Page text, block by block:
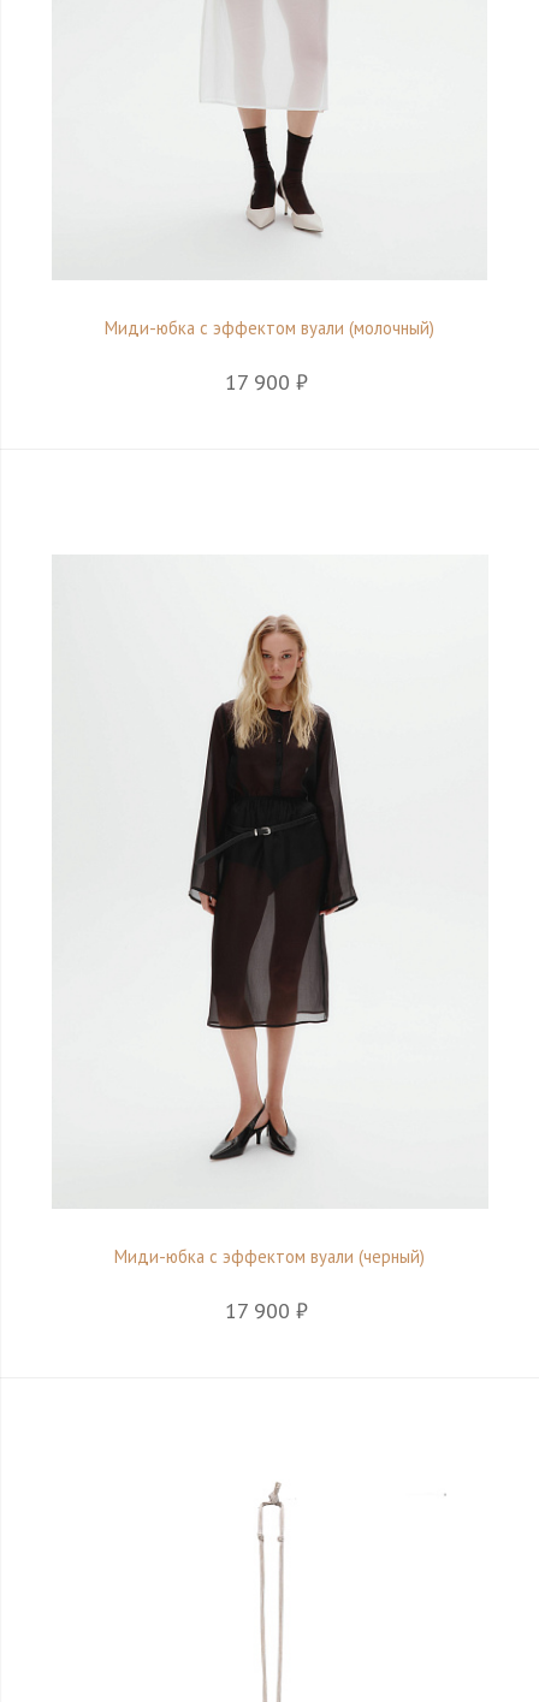
Миди-юбка с эффектом вуали (молочный)
17 900 ₽
Миди-юбка с эффектом вуали (черный)
17 900 ₽